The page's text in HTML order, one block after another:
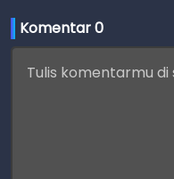
Komentar 0